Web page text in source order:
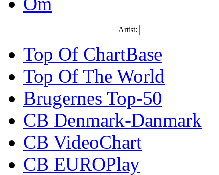
Artist:
Top Of ChartBase
Top Of The World
Brugernes Top-50
CB Denmark-Danmark
CB VideoChart
CB EUROPlay